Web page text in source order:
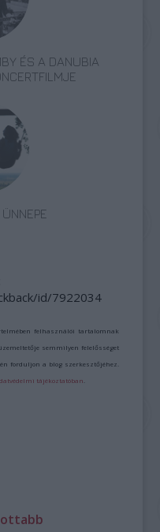
ÉS A DANUBIA
id/7922034
felhasználói tartalomnak
semmilyen felelősséget
forduljon a blog szerkesztőjéhez.
tájékoztatóban